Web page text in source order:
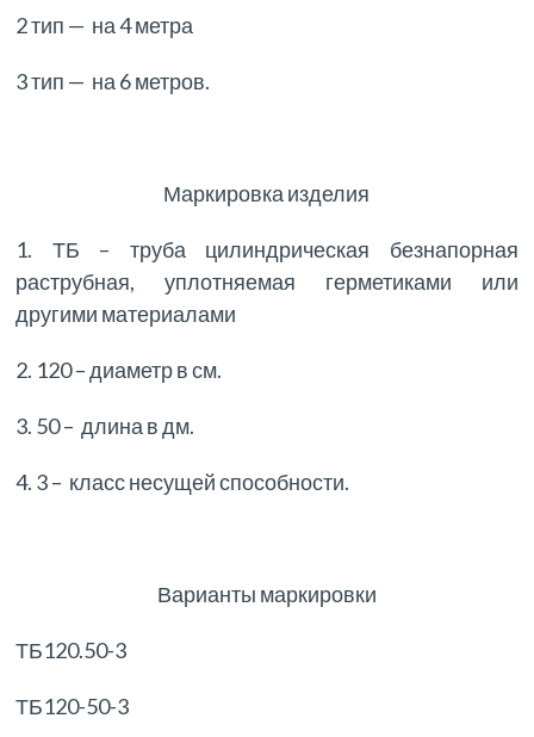
2 тип — на 4 метра
3 тип — на 6 метров.
Маркировка изделия
1. ТБ – труба цилиндрическая безнапорная
раструбная, уплотняемая герметиками или
другими материалами
2. 120 – диаметр в см.
3. 50 – длина в дм.
4. 3 – класс несущей способности.
Варианты маркировки
ТБ120.50-3
ТБ120-50-3